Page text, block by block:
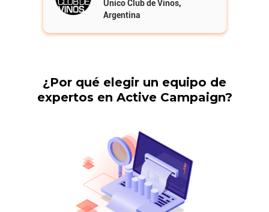
Único Club de Vinos,
Argentina
¿Por qué elegir un equipo de
expertos en Active Campaign?